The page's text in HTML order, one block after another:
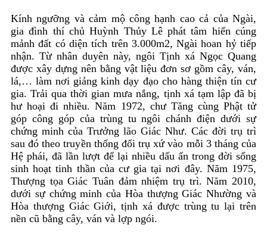
Kính ngưỡng và cảm mộ công hạnh cao cả của Ngài,
gia đình thí chủ Huỳnh Thủy Lê phát tâm hiến cúng
mảnh đất có diện tích trên 3.000m2, Ngài hoan hỷ tiếp
nhận. Từ nhân duyên này, ngôi Tịnh xá Ngọc Quang
được xây dựng nên bằng vật liệu đơn sơ gồm cây, ván,
lá,… làm nơi giảng kinh dạy đạo cho hàng thiện tín cư
gia. Trải qua thời gian mưa nắng, tịnh xá tạm lập đã bị
hư hoại đi nhiều. Năm 1972, chư Tăng cùng Phật tử
góp công góp của trùng tu ngôi chánh điện dưới sự
chứng minh của Trưởng lão Giác Như. Các đời trụ trì
sau đó theo truyền thống đổi trụ xứ vào mỗi 3 tháng của
Hệ phái, đã lần lượt để lại nhiều dấu ấn trong đời sống
sinh hoạt tinh thần của cư gia tại nơi đây. Năm 1975,
Thượng tọa Giác Tuân đảm nhiệm trụ trì. Năm 2010,
dưới sự chứng minh của Hòa thượng Giác Nhường và
Hòa thượng Giác Giới, tịnh xá được trùng tu lại trên
nền cũ bằng cây, ván và lợp ngói.